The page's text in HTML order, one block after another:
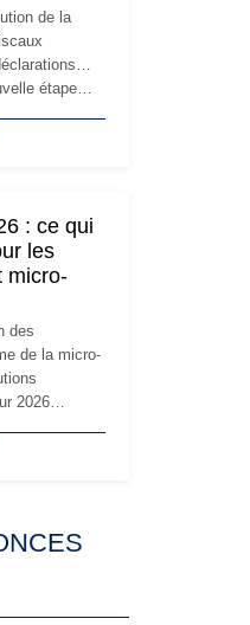
de la
étape
régime de la
des
précautions
: ce qui
les
micro-
des
de la micro-
2026
et
contrôle